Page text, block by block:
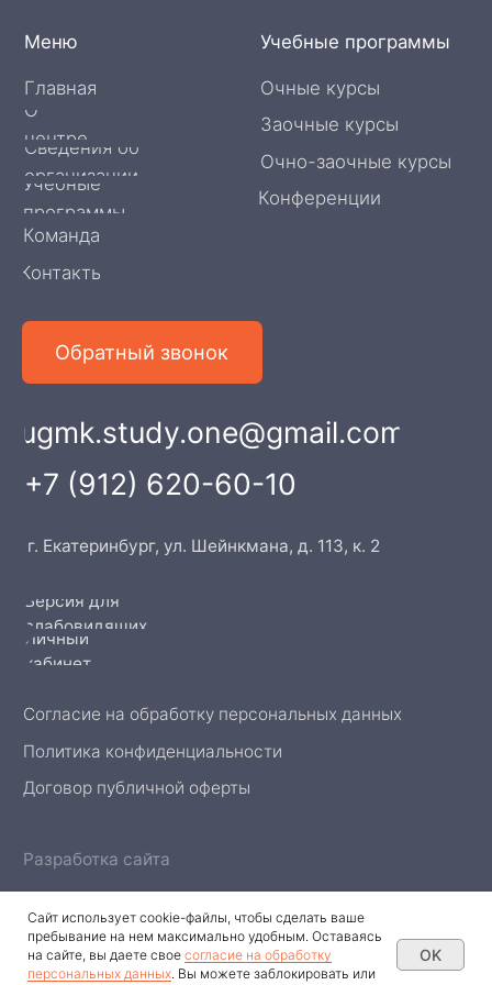
Сайт использует cookie-файлы, чтобы сделать ваше
пребывание на нем максимально удобным. Оставаясь
на сайте, вы даете свое согласие на обработку
персональных данных. Вы можете заблокировать или
OK